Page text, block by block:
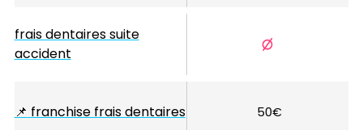
frais dentaires suite
accident
📌 franchise frais dentaires 50€